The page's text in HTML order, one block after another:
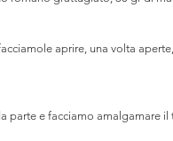
aprire, una volta
parte e facciamo amalgamare il